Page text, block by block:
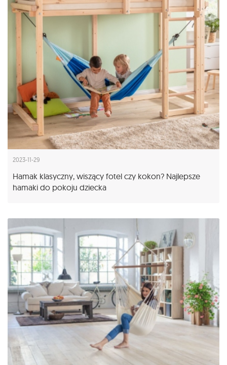
2023-11-29
Hamak klasyczny, wiszący fotel czy kokon? Najlepsze
hamaki do pokoju dziecka